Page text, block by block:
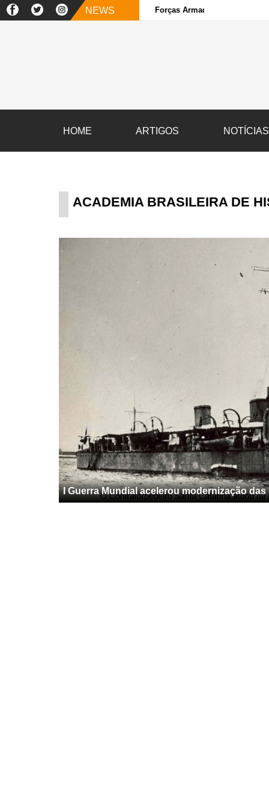
NEWS Forças Armadas e sociedade
HOME ARTIGOS NOTÍCIAS
ACADEMIA BRASILEIRA DE
I Guerra Mundial acelerou modernização